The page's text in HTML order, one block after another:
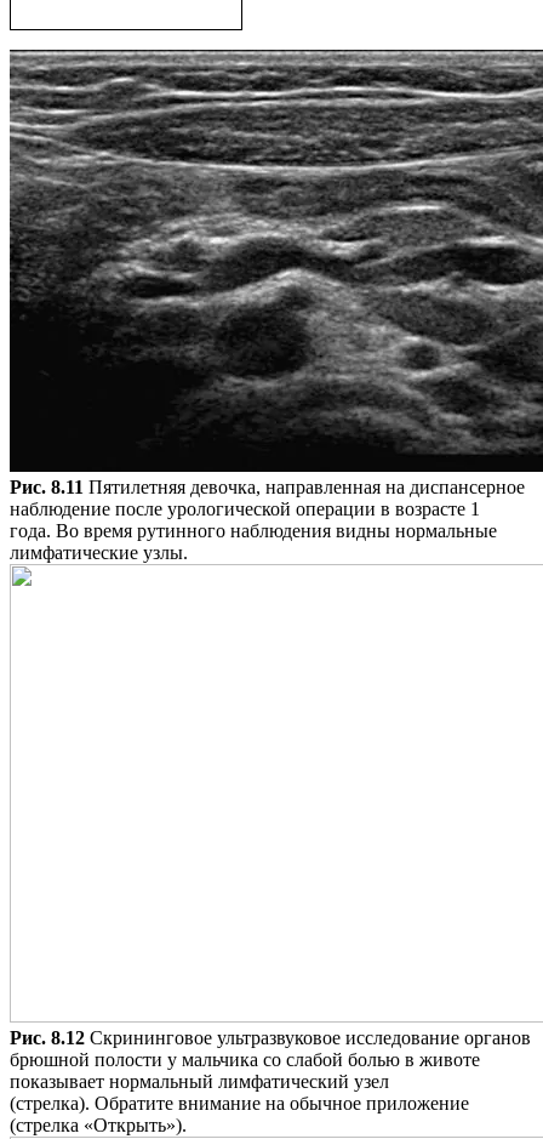
Рис. 8.11 Пятилетняя девочка, направленная на диспансерное
наблюдение после урологической операции в возрасте 1
года. Во время рутинного наблюдения видны нормальные
лимфатические узлы.
Рис. 8.12 Скрининговое ультразвуковое исследование органов
брюшной полости у мальчика со слабой болью в животе
показывает нормальный лимфатический узел
(стрелка). Обратите внимание на обычное приложение
(стрелка «Открыть»).